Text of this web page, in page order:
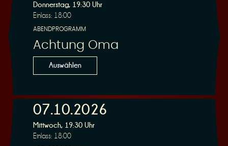
r
v
Donnerstag, 19:30 Uhr
Einlass: 18:00
ABENDPROGRAMM
Achtung Oma
Auswählen
07.10.2026
Mittwoch, 19:30 Uhr
Einlass: 18:00